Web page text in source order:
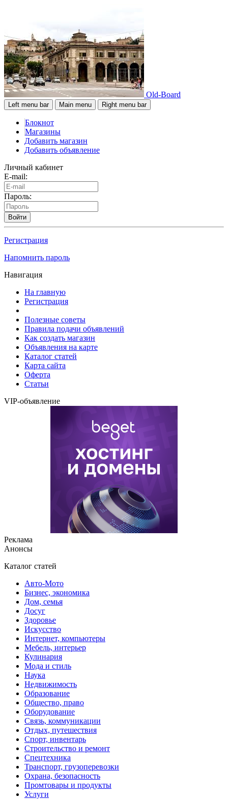
Old-Board
Left menu bar Main menu Right menu bar
Блокнот
Магазины
Добавить магазин
Добавить объявление
Личный кабинет
E-mail:
Пароль:
Войти
Регистрация
Напомнить пароль
Навигация
На главную
Регистрация
Полезные советы
Правила подачи объявлений
Как создать магазин
Объявления на карте
Каталог статей
Карта сайта
Оферта
Статьи
VIP-объявление
Реклама
Анонсы
Каталог статей
Авто-Мото
Бизнес, экономика
Дом, семья
Досуг
Здоровье
Искусство
Интернет, компьютеры
Мебель, интерьер
Кулинария
Мода и стиль
Наука
Недвижимость
Образование
Общество, право
Оборудование
Связь, коммуникации
Отдых, путешествия
Спорт, инвентарь
Строительство и ремонт
Спецтехника
Транспорт, грузоперевозки
Охрана, безопасность
Промтовары и продукты
Услуги